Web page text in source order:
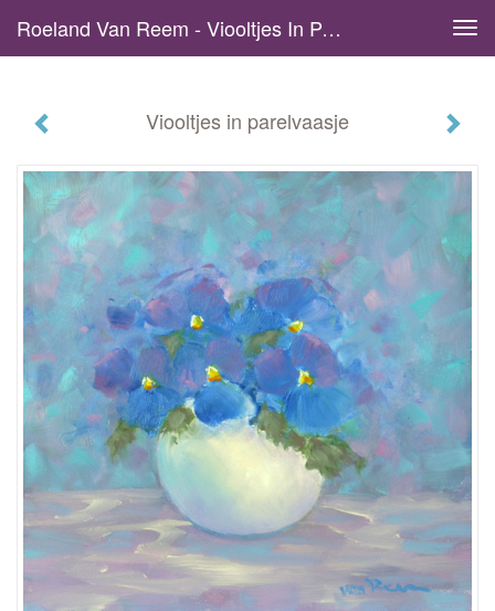
Roeland Van Reem - Viooltjes In Parelvaasje
Viooltjes in parelvaasje